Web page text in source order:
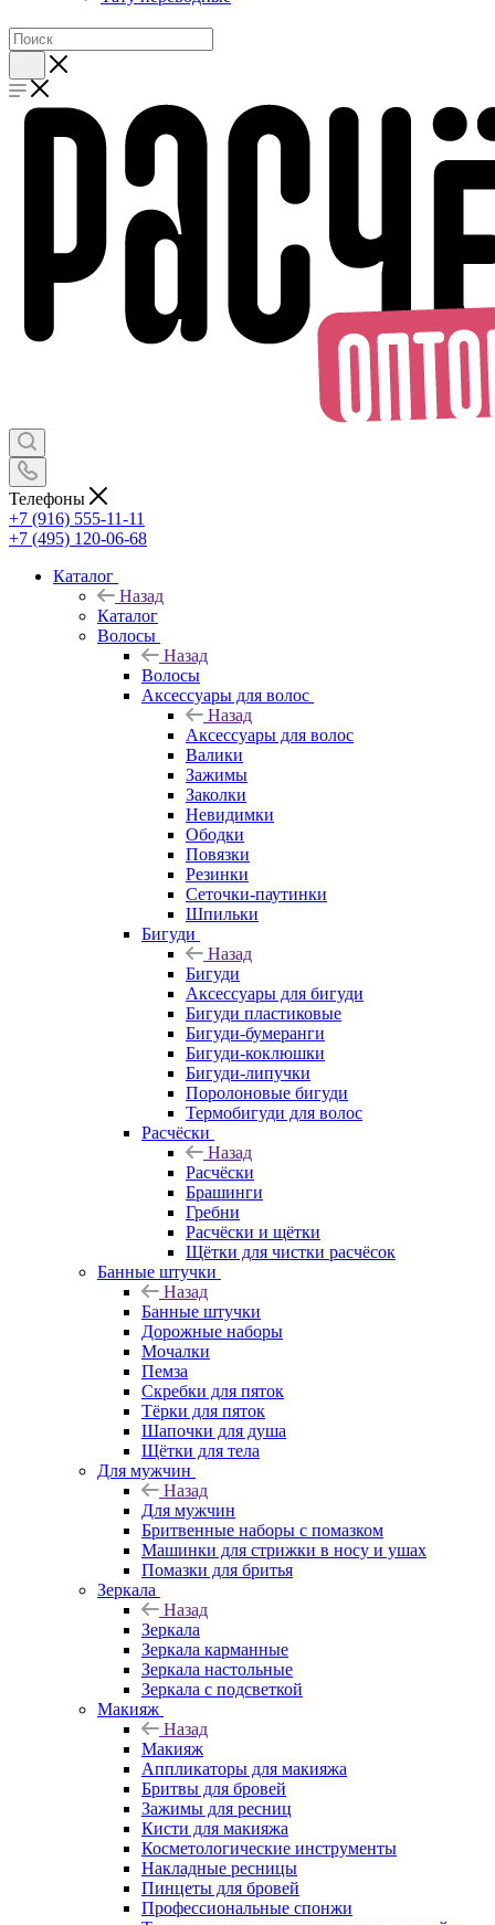
Телефоны
+7 (916) 555-11-11
+7 (495) 120-06-68
Каталог
Назад
Каталог
Волосы
Назад
Волосы
Аксессуары для волос
Назад
Аксессуары для волос
Валики
Зажимы
Заколки
Невидимки
Ободки
Повязки
Резинки
Сеточки-паутинки
Шпильки
Бигуди
Назад
Бигуди
Аксессуары для бигуди
Бигуди пластиковые
Бигуди-бумеранги
Бигуди-коклюшки
Бигуди-липучки
Поролоновые бигуди
Термобигуди для волос
Расчёски
Назад
Расчёски
Брашинги
Гребни
Расчёски и щётки
Щётки для чистки расчёсок
Банные штучки
Назад
Банные штучки
Дорожные наборы
Мочалки
Пемза
Скребки для пяток
Тёрки для пяток
Шапочки для душа
Щётки для тела
Для мужчин
Назад
Для мужчин
Бритвенные наборы с помазком
Машинки для стрижки в носу и ушах
Помазки для бритья
Зеркала
Назад
Зеркала
Зеркала карманные
Зеркала настольные
Зеркала с подсветкой
Макияж
Назад
Макияж
Аппликаторы для макияжа
Бритвы для бровей
Зажимы для ресниц
Кисти для макияжа
Косметологические инструменты
Накладные ресницы
Пинцеты для бровей
Профессиональные спонжи